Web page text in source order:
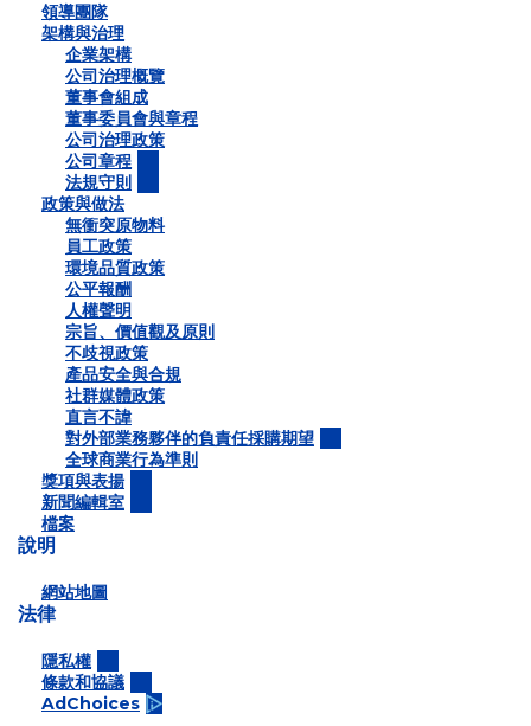
領導團隊
架構與治理
企業架構
公司治理概覽
董事會組成
董事委員會與章程
公司治理政策
公司章程
法規守則
政策與做法
無衝突原物料
員工政策
環境品質政策
公平報酬
人權聲明
宗旨、價值觀及原則
不歧視政策
產品安全與合規
社群媒體政策
直言不諱
對外部業務夥伴的負責任採購期望
全球商業行為準則
獎項與表揚
新聞編輯室
檔案
說明
網站地圖
法律
隱私權
條款和協議
AdChoices